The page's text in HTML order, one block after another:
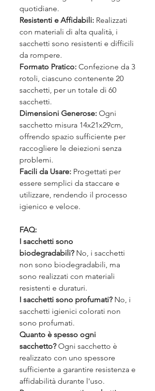
quotidiane.
Resistenti e Affidabili: Realizzati
con materiali di alta qualità, i
sacchetti sono resistenti e difficili
da rompere.
Formato Pratico: Confezione da 3
rotoli, ciascuno contenente 20
sacchetti, per un totale di 60
sacchetti.
Dimensioni Generose: Ogni
sacchetto misura 14x21x29cm,
offrendo spazio sufficiente per
raccogliere le deiezioni senza
problemi.
Facili da Usare: Progettati per
essere semplici da staccare e
utilizzare, rendendo il processo
igienico e veloce.
FAQ:
I sacchetti sono
biodegradabili?No, i sacchetti
non sono biodegradabili, ma
sono realizzati con materiali
resistenti e duraturi.
I sacchetti sono profumati?No, i
sacchetti igienici colorati non
sono profumati.
Quanto è spesso ogni
sacchetto?Ogni sacchetto è
realizzato con uno spessore
sufficiente a garantire resistenza e
affidabilità durante l'uso.